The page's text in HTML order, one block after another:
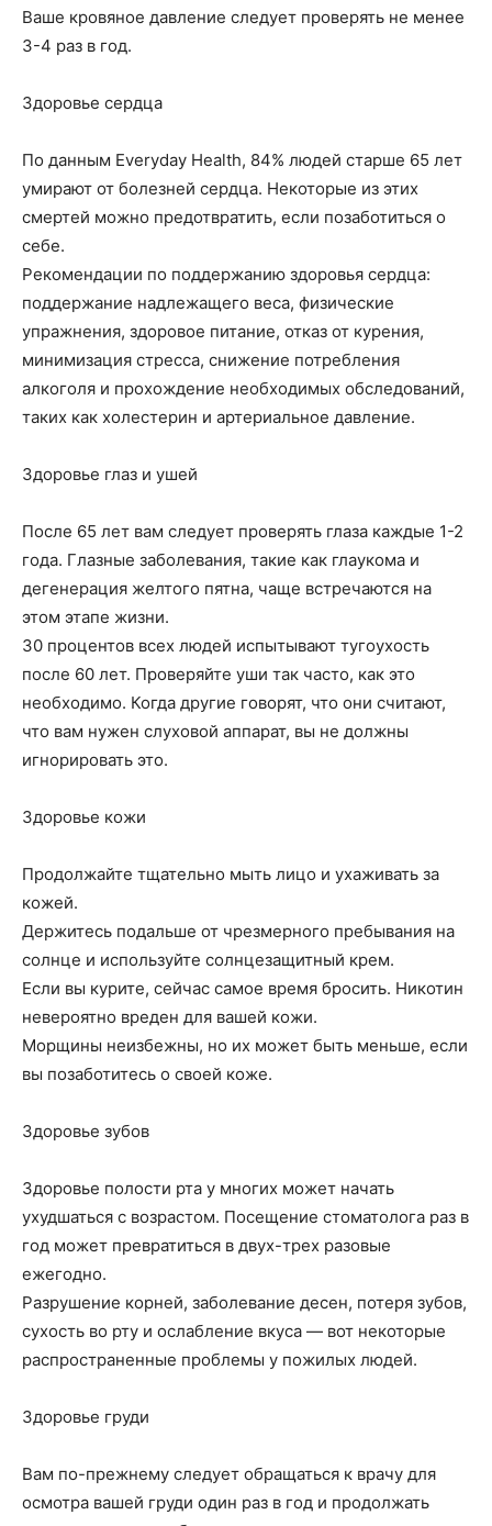
Ваше кровяное давление следует проверять не менее
3-4 раз в год.
Здоровье сердца
По данным Everyday Health, 84% людей старше 65 лет
умирают от болезней сердца. Некоторые из этих
смертей можно предотвратить, если позаботиться о
себе.
Рекомендации по поддержанию здоровья сердца:
поддержание надлежащего веса, физические
упражнения, здоровое питание, отказ от курения,
минимизация стресса, снижение потребления
алкоголя и прохождение необходимых обследований,
таких как холестерин и артериальное давление.
Здоровье глаз и ушей
После 65 лет вам следует проверять глаза каждые 1-2
года. Глазные заболевания, такие как глаукома и
дегенерация желтого пятна, чаще встречаются на
этом этапе жизни.
30 процентов всех людей испытывают тугоухость
после 60 лет. Проверяйте уши так часто, как это
необходимо. Когда другие говорят, что они считают,
что вам нужен слуховой аппарат, вы не должны
игнорировать это.
Здоровье кожи
Продолжайте тщательно мыть лицо и ухаживать за
кожей.
Держитесь подальше от чрезмерного пребывания на
солнце и используйте солнцезащитный крем.
Если вы курите, сейчас самое время бросить. Никотин
невероятно вреден для вашей кожи.
Морщины неизбежны, но их может быть меньше, если
вы позаботитесь о своей коже.
Здоровье зубов
Здоровье полости рта у многих может начать
ухудшаться с возрастом. Посещение стоматолога раз в
год может превратиться в двух-трех разовые
ежегодно.
Разрушение корней, заболевание десен, потеря зубов,
сухость во рту и ослабление вкуса — вот некоторые
распространенные проблемы у пожилых людей.
Здоровье груди
Вам по-прежнему следует обращаться к врачу для
осмотра вашей груди один раз в год и продолжать